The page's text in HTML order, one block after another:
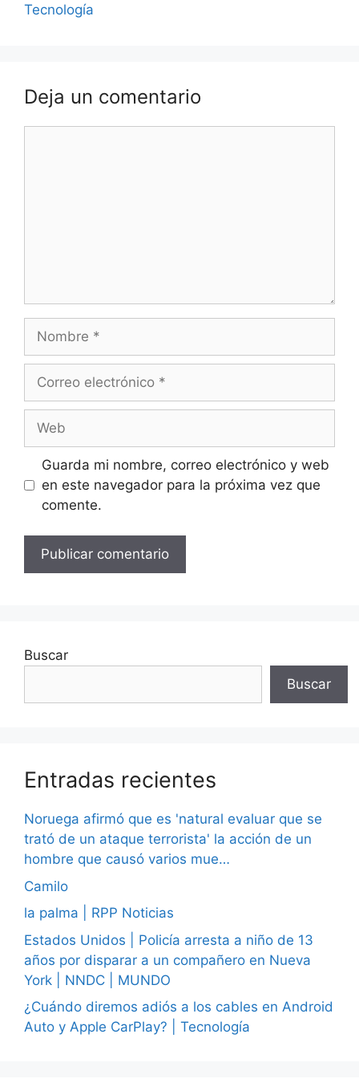
Tecnología
Deja un comentario
electrónico
Guarda mi nombre, correo electrónico y web
en este navegador para la próxima vez que
comente.
Buscar
Buscar
Entradas recientes
Noruega afirmó que es 'natural evaluar que se
trató de un ataque terrorista' la acción de un
hombre que causó varios mue…
Camilo
la palma | RPP Noticias
Estados Unidos | Policía arresta a niño de 13
años por disparar a un compañero en Nueva
York | NNDC | MUNDO
¿Cuándo diremos adiós a los cables en Android
Auto y Apple CarPlay? | Tecnología